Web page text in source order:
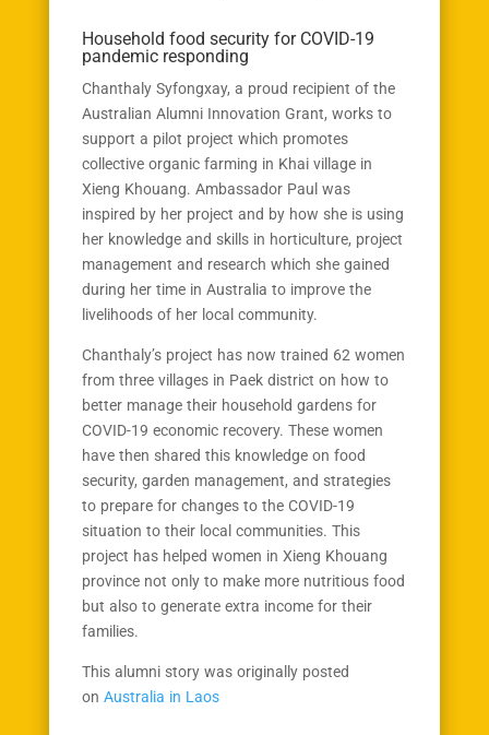
Household food security for COVID-19
pandemic responding
Chanthaly Syfongxay, a proud recipient of the
Australian Alumni Innovation Grant, works to
support a pilot project which promotes
collective organic farming in Khai village in
Xieng Khouang. Ambassador Paul was
inspired by her project and by how she is using
her knowledge and skills in horticulture, project
management and research which she gained
during her time in Australia to improve the
livelihoods of her local community.
Chanthaly’s project has now trained 62 women
from three villages in Paek district on how to
better manage their household gardens for
COVID-19 economic recovery. These women
have then shared this knowledge on food
security, garden management, and strategies
to prepare for changes to the COVID-19
situation to their local communities. This
project has helped women in Xieng Khouang
province not only to make more nutritious food
but also to generate extra income for their
families.
This alumni story was originally posted
on Australia in Laos